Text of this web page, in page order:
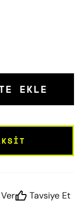
EKLE
Tavsiye Et